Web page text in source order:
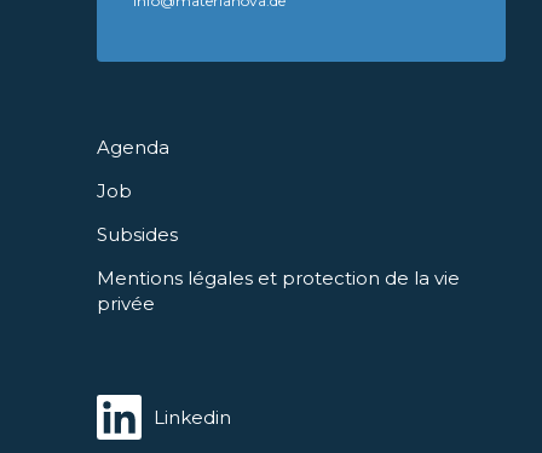
Agenda
Job
Subsides
Mentions légales et protection de la vie
privée
Linkedin